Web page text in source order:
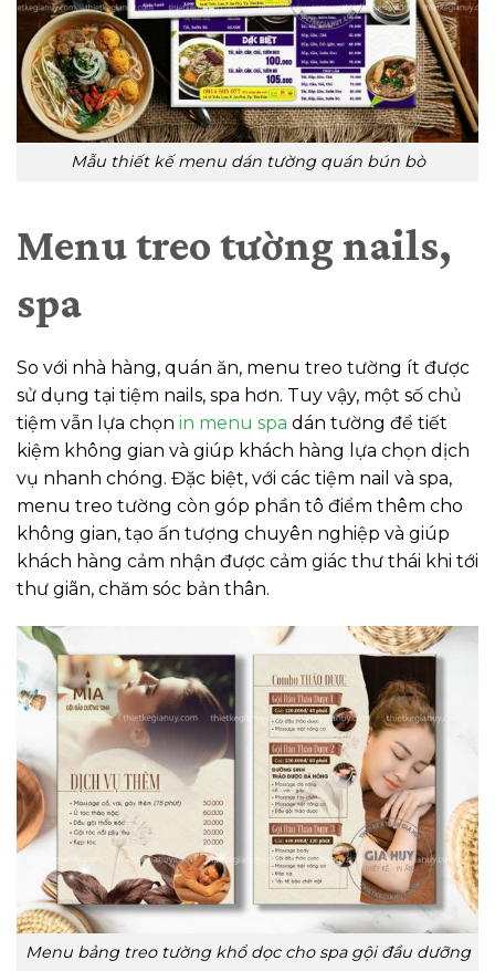
Mẫu thiết kế menu dán tường quán bún bò
Menu treo tường nails,
spa
So với nhà hàng, quán ăn, menu treo tường ít được
sử dụng tại tiệm nails, spa hơn. Tuy vậy, một số chủ
tiệm vẫn lựa chọn in menu spa dán tường để tiết
kiệm không gian và giúp khách hàng lựa chọn dịch
vụ nhanh chóng. Đặc biệt, với các tiệm nail và spa,
menu treo tường còn góp phần tô điểm thêm cho
không gian, tạo ấn tượng chuyên nghiệp và giúp
khách hàng cảm nhận được cảm giác thư thái khi tới
thư giãn, chăm sóc bản thân.
Menu bảng treo tường khổ dọc cho spa gội đầu dưỡng